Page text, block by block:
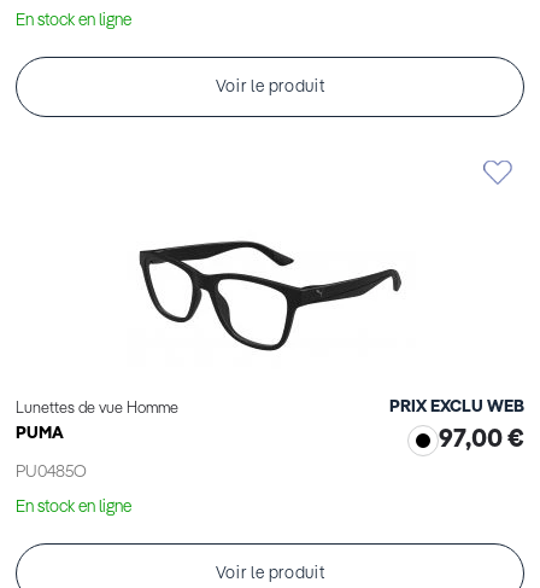
En stock en ligne
Voir le produit
Lunettes de vue Homme
PUMA
PU0485O
PRIX EXCLU WEB
97,00 €
En stock en ligne
Voir le produit